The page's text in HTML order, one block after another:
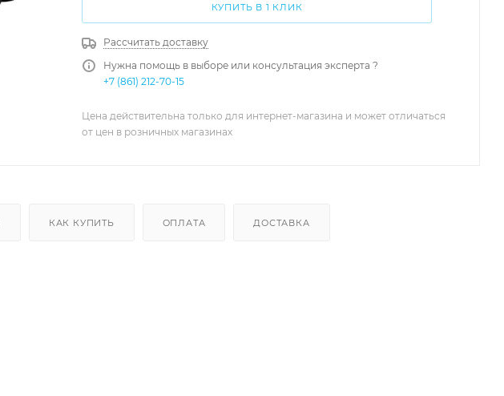
КУПИТЬ В 1 КЛИК
Рассчитать доставку
Нужна помощь в выборе или консультация эксперта ?
+7 (861) 212-70-15
Цена действительна только для интернет-магазина и может отличаться
от цен в розничных магазинах
КАК КУПИТЬ ОПЛАТА ДОСТАВКА